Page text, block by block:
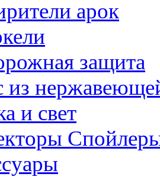
арок
защита
из
и свет